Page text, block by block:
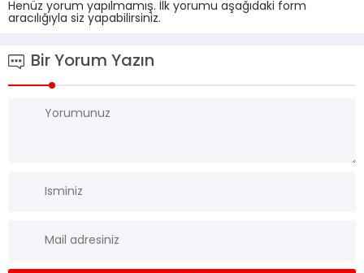
Henüz yorum yapılmamış. İlk yorumu aşağıdaki form
aracılığıyla siz yapabilirsiniz.
Bir Yorum Yazın